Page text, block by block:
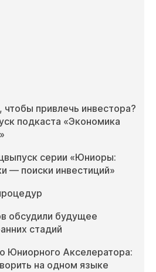
привлечь инвестора?
подкаста «Экономика
серии «Юниоры:
— поиски инвестиций»
обсудили будущее
стадий
Юниорного Акселератора:
на одном языке